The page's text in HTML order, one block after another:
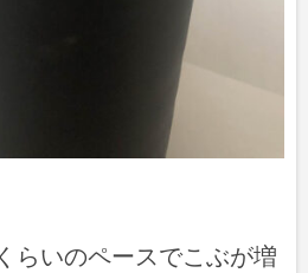
らいのペースでこぶが増